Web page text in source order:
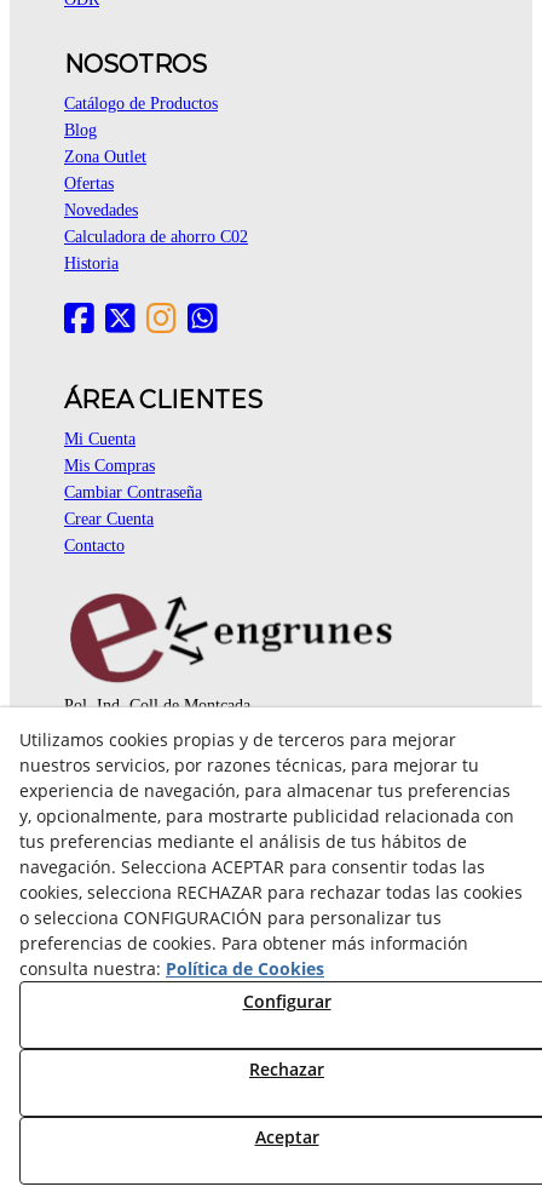
NOSOTROS
Catálogo de Productos
Blog
Zona Outlet
Ofertas
Novedades
Calculadora de ahorro C02
Historia
ÁREA CLIENTES
Mi Cuenta
Mis Compras
Cambiar Contraseña
Crear Cuenta
Contacto
Pol. Ind. Coll de Montcada
08110 Montcada i Reixac (Barcelona)
935 829 999
engrunes@engrunes.org
© 08/2026 FUNDACIÓ PRIVADA ENGRUNES - Todos los
derechos reservados.
Utilizamos cookies propias y de terceros para mejorar
nuestros servicios, por razones técnicas, para mejorar tu
experiencia de navegación, para almacenar tus preferencias
y, opcionalmente, para mostrarte publicidad relacionada con
tus preferencias mediante el análisis de tus hábitos de
navegación. Selecciona ACEPTAR para consentir todas las
cookies, selecciona RECHAZAR para rechazar todas las cookies
o selecciona CONFIGURACIÓN para personalizar tus
preferencias de cookies. Para obtener más información
consulta nuestra: Política de Cookies
Configurar
Rechazar
Aceptar